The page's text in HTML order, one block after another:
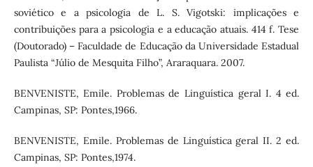
soviético e a psicologia de L. S. Vigotski: implicações e
contribuições para a psicologia e a educação atuais. 414 f. Tese
(Doutorado) – Faculdade de Educação da Universidade Estadual
Paulista “Júlio de Mesquita Filho”, Araraquara. 2007.
BENVENISTE, Emile. Problemas de Linguística geral I. 4 ed.
Campinas, SP: Pontes,1966.
BENVENISTE, Emile. Problemas de Linguística geral II. 2 ed.
Campinas, SP: Pontes,1974.